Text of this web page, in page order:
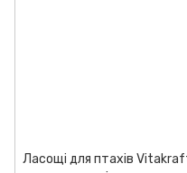
Ласощі для птахів